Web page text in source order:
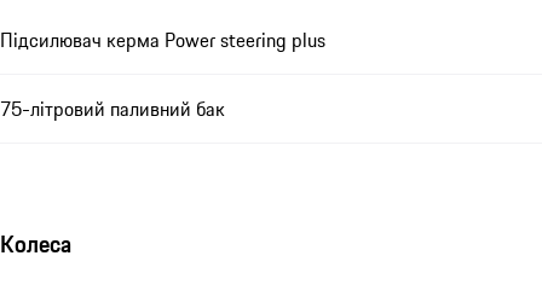
Підсилювач керма Power steering plus
75-літровий паливний бак
Колеса